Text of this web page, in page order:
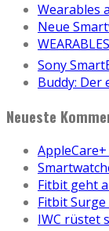
Wearables
Neue
Sony
Buddy: Der
Neueste
Fitbit geht
Fitbit
IWC rüstet